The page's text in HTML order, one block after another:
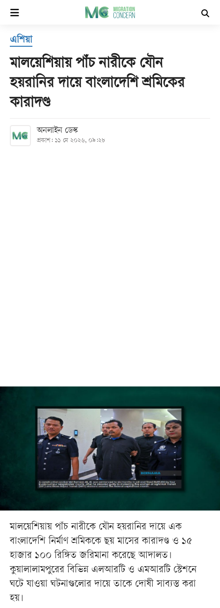
হোম
সর্বশেষ
সব
এশিয়া
মালয়েশিয়ায় পাঁচ নারীকে যৌন
হয়রানির দায়ে বাংলাদেশি শ্রমিকের
কারাদণ্ড
অনলাইন ডেস্ক
প্রকাশ: ১১ মে ২০২৬, ০৯:২৮
মালয়েশিয়ায় পাঁচ নারীকে যৌন হয়রানির দায়ে এক
বাংলাদেশি নির্মাণ শ্রমিককে ছয় মাসের কারাদণ্ড ও ১৫
হাজার ১০০ রিঙ্গিত জরিমানা করেছে আদালত।
কুয়ালালামপুরের বিভিন্ন এলআরটি ও এমআরটি স্টেশনে
ঘটে যাওয়া ঘটনাগুলোর দায়ে তাকে দোষী সাব্যস্ত করা
হয়।